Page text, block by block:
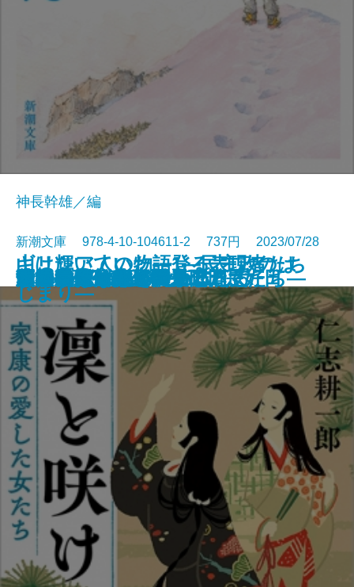
サキの忘れ物
沙林 偽りの王国〔上〕
沙林 偽りの王国〔下〕
舞姫
キリング・ヒル
ウナギが故郷に帰るとき
金春屋ゴメス 因果の刀
夏の約束、水の聲
母影
山は輝いていた―登る表現者たち
十三人の断章―
神長幹雄／編
新潮文庫 978-4-10-104611-2 737円 2023/07/28
凜と咲け―家康の愛した女たち―
ギリシア人の物語1―民主政のは
じまり―
芽吹長屋仕合せ帖 日日是好日
湖の女たち
脳はみんな病んでいる
ひとすじの光を辿れ
すべてはエマのために
幽世の薬剤師4
とわの庭
この気持ちもいつか忘れる